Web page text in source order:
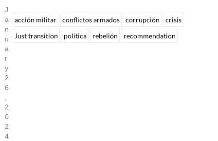
J
A
N
U
A
R
Y
2
6
2
0
2
4
acción militar conflictos armados corrupción
crisis
Just transition
política rebelión recommendation